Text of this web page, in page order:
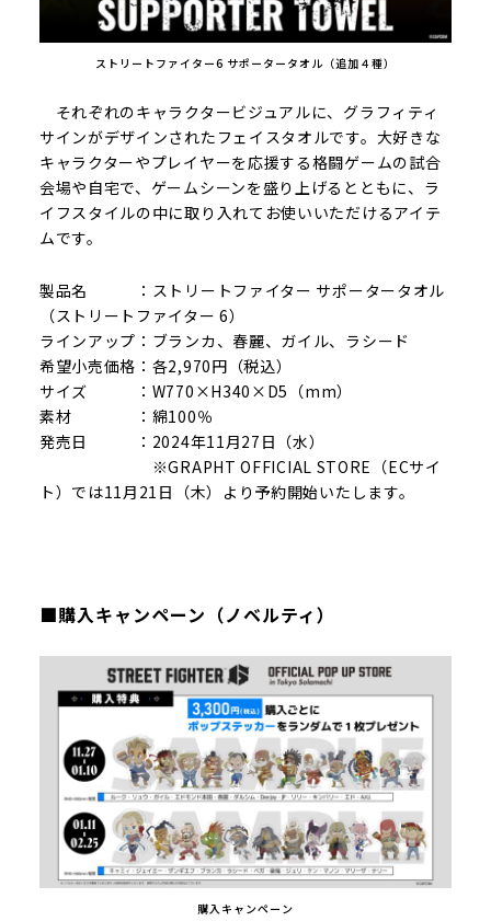
ストリートファイター6 サポータータオル（追加４種）
それぞれのキャラクタービジュアルに、グラフィティ
サインがデザインされたフェイスタオルです。大好きな
キャラクターやプレイヤーを応援する格闘ゲームの試合
会場や自宅で、ゲームシーンを盛り上げるとともに、ラ
イフスタイルの中に取り入れてお使いいただけるアイテ
ムです。
製品名 ：ストリートファイター サポータータオル
（ストリートファイター 6）
ラインアップ：ブランカ、春麗、ガイル、ラシード
希望小売価格：各2,970円（税込）
サイズ ：W770×H340×D5（mm）
素材 ：綿100％
発売日 ：2024年11月27日（水）
※GRAPHT OFFICIAL STORE（ECサイ
ト）では11月21日（木）より予約開始いたします。
■購入キャンペーン（ノベルティ）
購入キャンペーン